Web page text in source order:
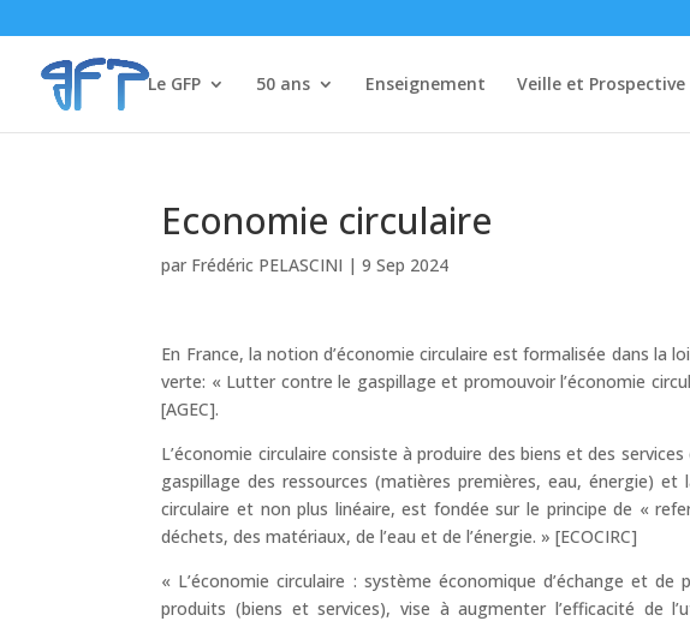
Le GFP 50 ans Enseignement Veille et Prospective
Economie circulaire
par Frédéric PELASCINI |9 Sep 2024
En France, la notion d’économie circulaire est formalisée dans la
verte: « Lutter contre le gaspillage et promouvoir l’économie
[AGEC].
L’économie circulaire consiste à produire des biens et des
gaspillage des ressources (matières premières, eau, énergie)
circulaire et non plus linéaire, est fondée sur le principe de «
déchets, des matériaux, de l’eau et de l’énergie. » [ECOCIRC]
« L’économie circulaire : système économique d’échange et
produits (biens et services), vise à augmenter l’efficacité de